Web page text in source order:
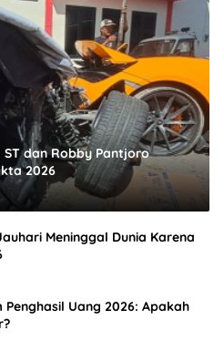
dan Robby Pantjoro
2026
Meninggal Dunia Karena
Penghasil Uang 2026: Apakah